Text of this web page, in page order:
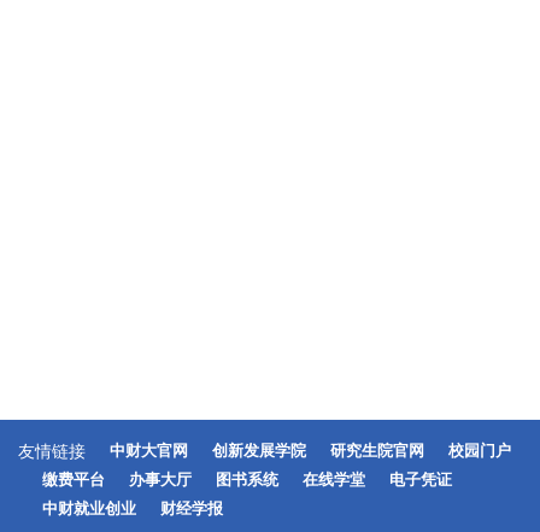
友情链接 中财大官网 创新发展学院 研究生院官网
校园门户
缴费平台
办事大厅 图书系统 在线学堂
电子凭证
中财就业创业
财经学报